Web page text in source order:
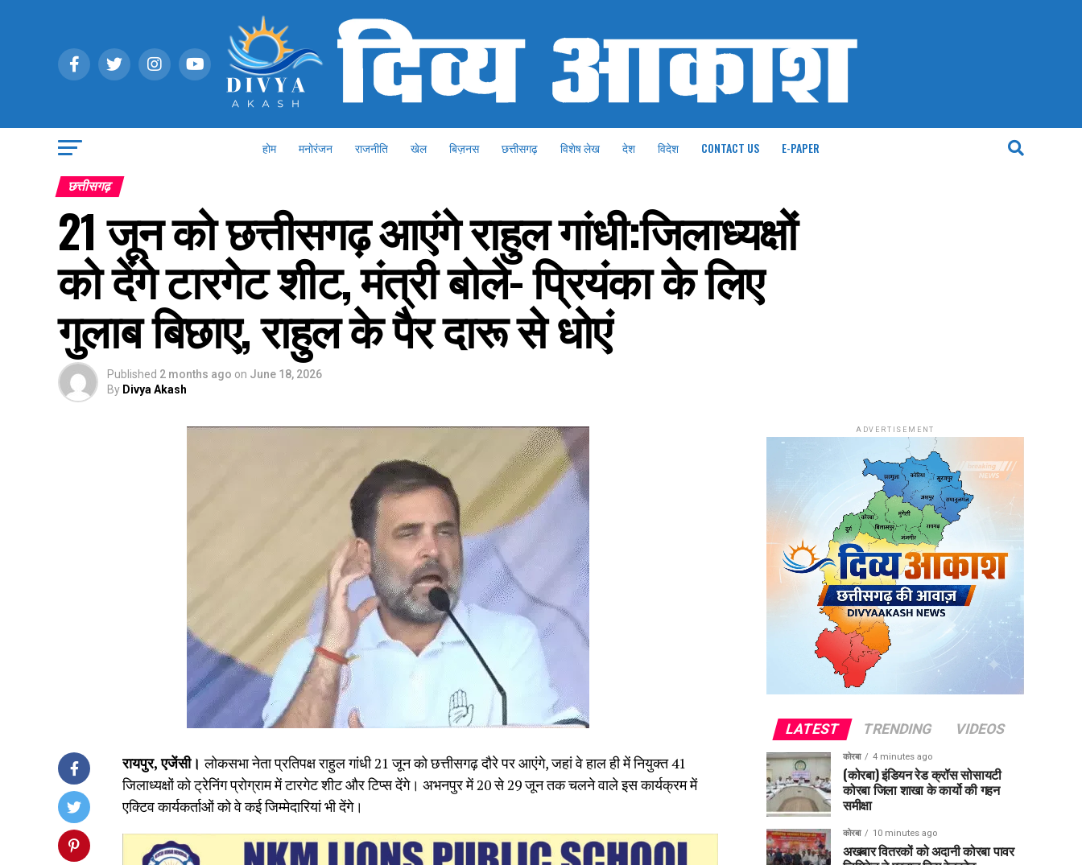
होम मनोरंजन राजनीति खेल बिज़नस छत्तीसगढ़ विशेष लेख देश विदेश CONTACT US E-PAPER
छत्तीसगढ़
21 जून को छत्तीसगढ़ आएंगे राहुल गांधी:जिलाध्यक्षों
को देंगे टारगेट शीट, मंत्री बोले- प्रियंका के लिए
गुलाब बिछाए, राहुल के पैर दारू से धोएं
Published 2 months ago on June 18, 2026
By Divya Akash
रायपुर, एजेंसी।लोकसभा नेता प्रतिपक्ष राहुल गांधी 21 जून को छत्तीसगढ़ दौरे पर आएंगे, जहां वे हाल ही में नियुक्त 41
जिलाध्यक्षों को ट्रेनिंग प्रोग्राम में टारगेट शीट और टिप्स देंगे। अभनपुर में 20 से 29 जून तक चलने वाले इस कार्यक्रम में
एक्टिव कार्यकर्ताओं को वे कई जिम्मेदारियां भी देंगे।
ADVERTISEMENT
LATEST TRENDING VIDEOS
कोरबा 4 minutes ago
(कोरबा) इंडियन रेड क्रॉस सोसायटी
कोरबा जिला शाखा के कार्यो की गहन
समीक्षा
कोरबा 10 minutes ago
अखबार वितरकों को अदानी कोरबा पावर